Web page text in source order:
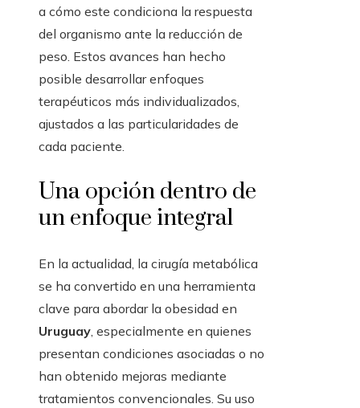
a cómo este condiciona la respuesta
del organismo ante la reducción de
peso. Estos avances han hecho
posible desarrollar enfoques
terapéuticos más individualizados,
ajustados a las particularidades de
cada paciente.
Una opción dentro de
un enfoque integral
En la actualidad, la cirugía metabólica
se ha convertido en una herramienta
clave para abordar la obesidad en
Uruguay, especialmente en quienes
presentan condiciones asociadas o no
han obtenido mejoras mediante
tratamientos convencionales. Su uso